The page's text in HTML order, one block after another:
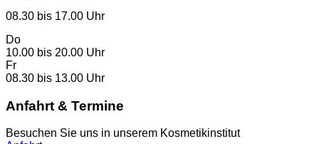
08.30 bis 17.00 Uhr
Do
10.00 bis 20.00 Uhr
Fr
08.30 bis 13.00 Uhr
Anfahrt & Termine
Besuchen Sie uns in unserem Kosmetikinstitut